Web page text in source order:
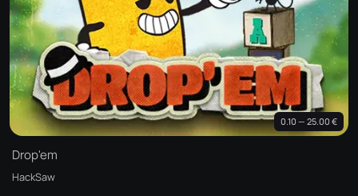
0.10 — 25.00 €
Drop'em
HackSaw